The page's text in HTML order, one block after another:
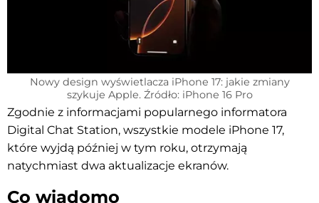
Nowy design wyświetlacza iPhone 17: jakie zmiany
szykuje Apple. Źródło: iPhone 16 Pro
Zgodnie z informacjami popularnego informatora
Digital Chat Station, wszystkie modele iPhone 17,
które wyjdą później w tym roku, otrzymają
natychmiast dwa aktualizacje ekranów.
Co wiadomo